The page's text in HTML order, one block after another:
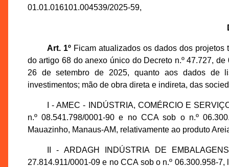
01.01.016101.004539/2025-59,
Art. 1ºFicam atualizados os dados dos projetos
do artigo 68 do anexo único do Decreto n.º 47.727,
26 de setembro de 2025, quanto aos dados de
investimentos; mão de obra direta e indireta, das
I - AMEC - INDÚSTRIA, COMÉRCIO E
n.º 08.541.798/0001-90 e no CCA sob o n.º
Mauazinho, Manaus-AM, relativamente ao produto
II - ARDAGH INDÚSTRIA DE
27.814.911/0001-09 e no CCA sob o n.º 06.300.958-